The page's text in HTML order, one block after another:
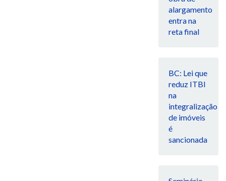
alargamento
entra na
reta final
BC: Lei que
reduz ITBI
na
integralização
de imóveis
é
sancionada